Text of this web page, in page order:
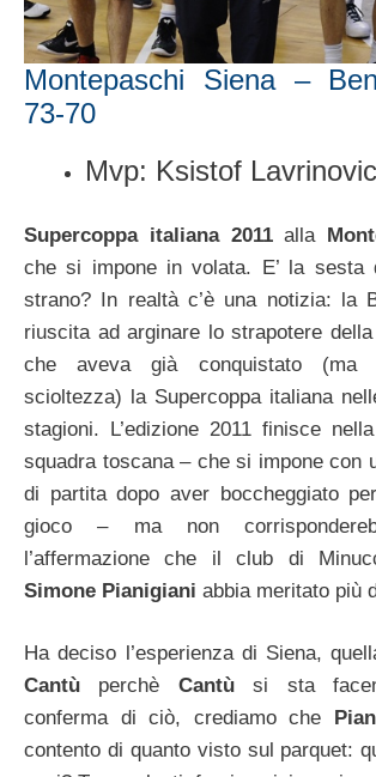
Montepaschi Siena –
73-70
Mvp: Ksistof
Supercoppa italiana 2011alla
che si impone in volata. E’ la sesta
strano? In realtà c’è una notizia: la
riuscita ad arginare lo strapotere
che aveva già conquistato (ma
scioltezza) la Supercoppa italiana
stagioni. L’edizione 2011 finisce
squadra toscana – che si impone con
di partita dopo aver boccheggiato
gioco – ma non
l’affermazione che il club di
Simone Pianigiani abbia meritato più
Ha deciso l’esperienza di Siena,
Cantù perchè Cantùsi sta
conferma di ciò, crediamo che
contento di quanto visto sul parquet: